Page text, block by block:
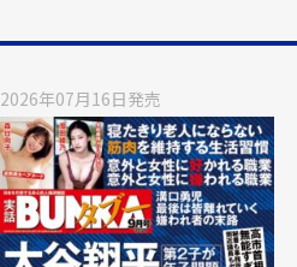
2026年07月16日発売